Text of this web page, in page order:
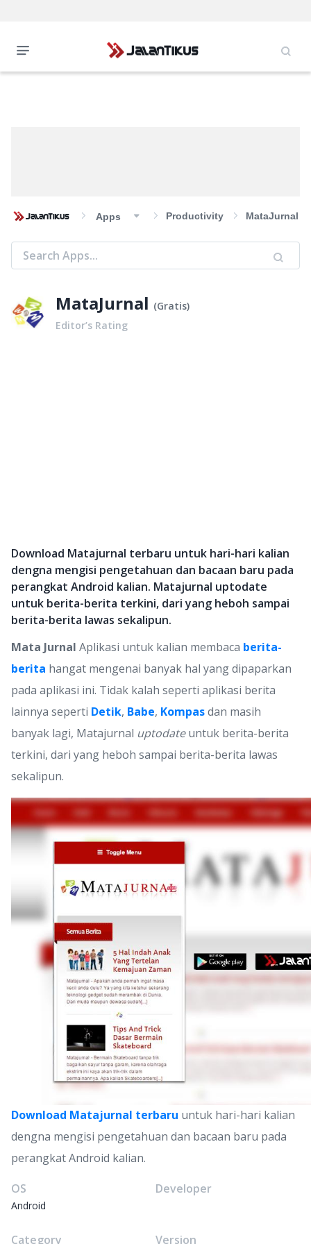
Apps Productivity MataJurnal
MataJurnal (Gratis)
Editor’s Rating
Download Matajurnal terbaru untuk hari-hari kalian
dengna mengisi pengetahuan dan bacaan baru pada
perangkat Android kalian. Matajurnal uptodate
untuk berita-berita terkini, dari yang heboh sampai
berita-berita lawas sekalipun.
Mata Jurnal Aplikasi untuk kalian membaca berita-
berita hangat mengenai banyak hal yang dipaparkan
pada aplikasi ini. Tidak kalah seperti aplikasi berita
lainnya seperti Detik, Babe, Kompasdan masih
banyak lagi, Matajurnal uptodateuntuk berita-berita
terkini, dari yang heboh sampai berita-berita lawas
sekalipun.
Download Matajurnal terbaru untuk hari-hari kalian
dengna mengisi pengetahuan dan bacaan baru pada
perangkat Android kalian.
OS
Android
Developer
Category Version